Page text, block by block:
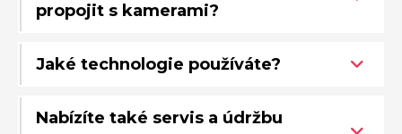
propojit s kamerami?
Jaké technologie používáte?
Nabízíte také servis a údržbu